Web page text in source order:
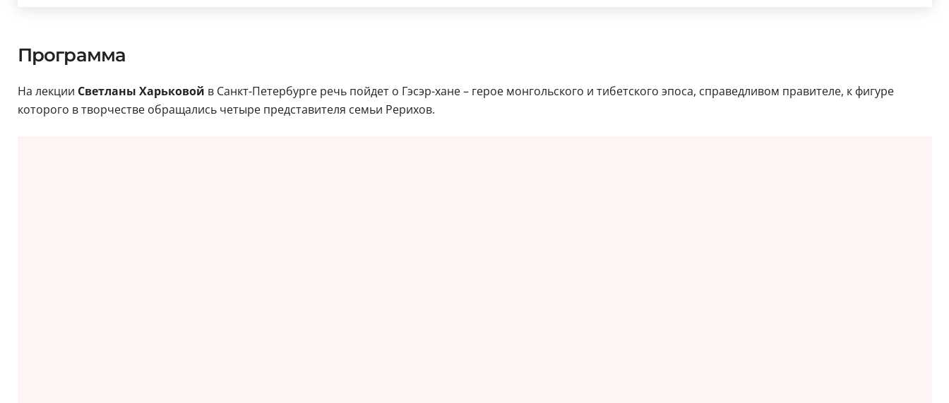
Программа
На лекции Светланы Харьковой в Санкт-Петербурге речь пойдет о Гэсэр-хане – герое монгольского и тибетского эпоса, справедливом правителе, к фигуре
которого в творчестве обращались четыре представителя семьи Рерихов.